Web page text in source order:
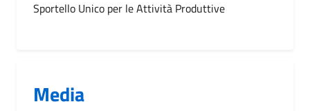
Sportello Unico per le Attività Produttive
Media